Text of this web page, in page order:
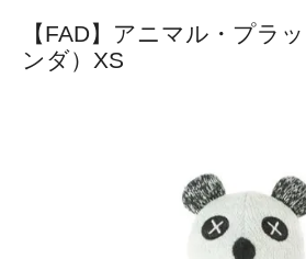
【FAD】アニマル・プラ
ンダ）XS